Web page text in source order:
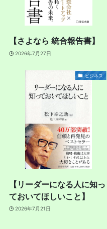
【さよなら 統合報告書】
2026年7月27日
ビジネス
【リーダーになる人に知っ
ておいてほしいこと】
2026年7月21日